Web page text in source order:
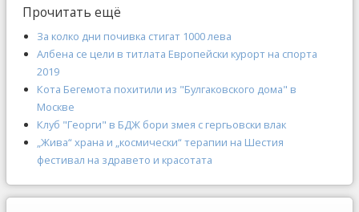
Прочитать ещё
За колко дни почивка стигат 1000 лева
Албена се цели в титлата Европейски курорт на спорта
2019
Кота Бегемота похитили из "Булгаковского дома" в
Москве
Клуб "Георги" в БДЖ бори змея с гергьовски влак
„Жива“ храна и „космически“ терапии на Шестия
фестивал на здравето и красотата